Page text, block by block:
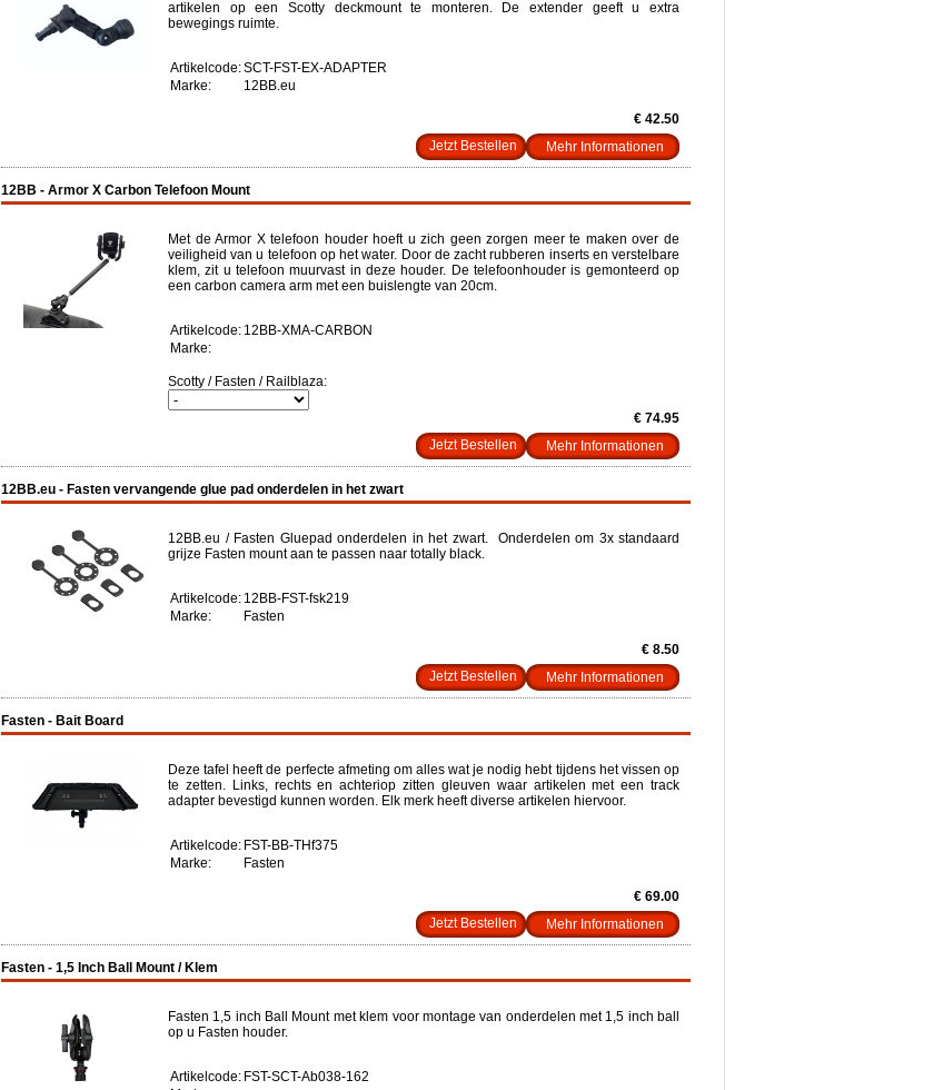
artikelen op een Scotty deckmount te monteren. De extender geeft u extra
bewegings ruimte.
Artikelcode:SCT-FST-EX-ADAPTER
Marke:
12BB.eu
€ 42.50
Mehr Informationen
12BB - Armor X Carbon Telefoon Mount
Met de Armor X telefoon houder hoeft u zich geen zorgen meer te maken over de
veiligheid van u telefoon op het water. Door de zacht rubberen inserts en verstelbare
klem, zit u telefoon muurvast in deze houder. De telefoonhouder is gemonteerd op
een carbon camera arm met een buislengte van 20cm.
Artikelcode: 12BB-XMA-CARBON
Marke:
Scotty / Fasten / Railblaza:
€ 74.95
Mehr Informationen
12BB.eu - Fasten vervangende glue pad onderdelen in het zwart
12BB.eu / Fasten Gluepad onderdelen in het zwart. Onderdelen om 3x standaard
grijze Fasten mount aan te passen naar totally black.
Artikelcode: 12BB-FST-fsk219
Marke:
Fasten
€ 8.50
Mehr Informationen
Fasten - Bait Board
Deze tafel heeft de perfecte afmeting om alles wat je nodig hebt tijdens het vissen op
te zetten. Links, rechts en achteriop zitten gleuven waar artikelen met een track
adapter bevestigd kunnen worden. Elk merk heeft diverse artikelen hiervoor.
Artikelcode: FST-BB-THf375
Marke:
Fasten
€ 69.00
Mehr Informationen
Fasten - 1,5 Inch Ball Mount / Klem
Fasten 1,5 inch Ball Mount met klem voor montage van onderdelen met 1,5 inch ball
op u Fasten houder.
Artikelcode: FST-SCT-Ab038-162